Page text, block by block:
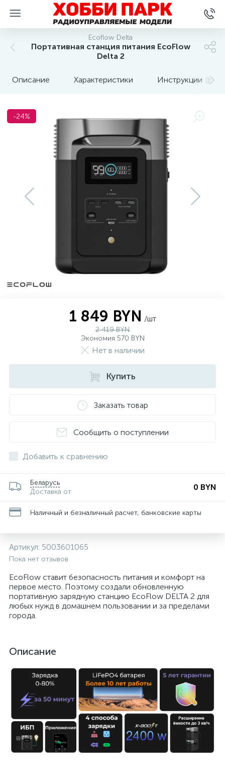
Ecoflow Delta
Портативная станция питания EcoFlow
Delta 2
Описание Характеристики Инструкции 1
-24%
1 849 BYN /шт
2 419 BYN
Экономия 570 BYN
Нет в наличии
Купить
Заказать товар
Сообщить о поступлении
Добавить к сравнению
Беларусь
Доставка от
0 BYN
Наличный и безналичный расчет, банковские карты
Артикул: 5003601065
Пока нет отзывов
EcoFlow ставит безопасность питания и комфорт на
первое место. Поэтому создали обновленную
портативную зарядную станцию ​​EcoFlow DELTA 2 для
любых нужд в домашнем пользовании и за пределами
города.
Описание